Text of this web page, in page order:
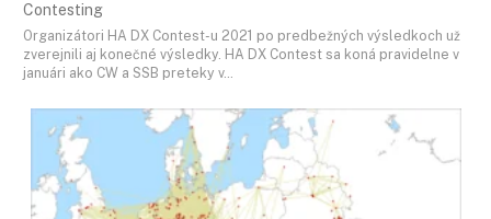
Contesting
Organizátori HA DX Contest-u 2021 po predbežných výsledkoch už
zverejnili aj konečné výsledky. HA DX Contest sa koná pravidelne v
januári ako CW a SSB preteky v…